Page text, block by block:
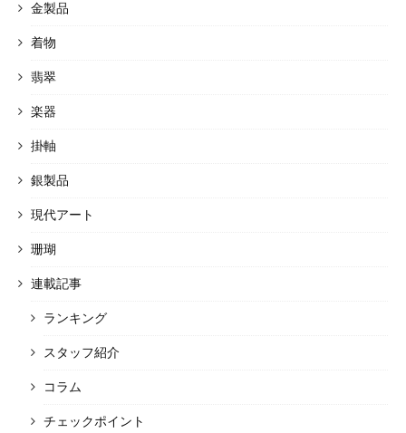
金製品
着物
翡翠
楽器
掛軸
銀製品
現代アート
珊瑚
連載記事
ランキング
スタッフ紹介
コラム
チェックポイント